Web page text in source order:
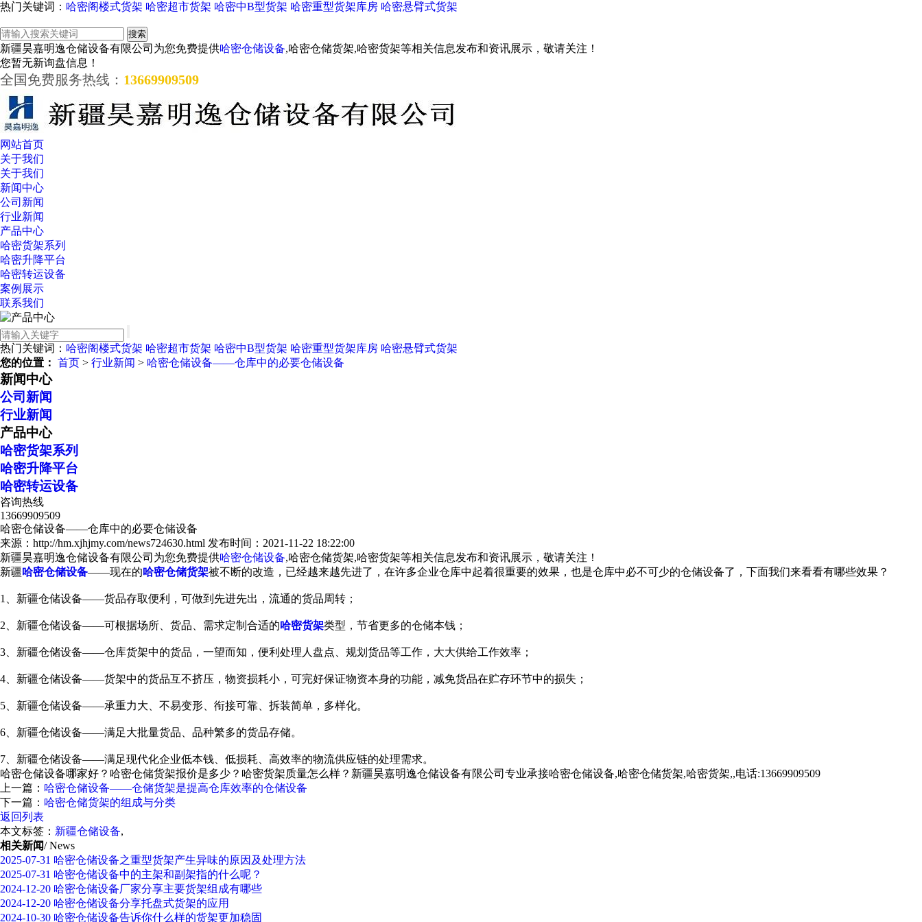
热门关键词： 哈密阁楼式货架 哈密超市货架 哈密中B型货架 哈密重型货架库房 哈密悬臂式货架
新疆昊嘉明逸仓储设备有限公司为您免费提供哈密仓储设备,哈密仓储货架,哈密货架等相关信息发布和资讯展示，敬请关注！
您暂无新询盘信息！
全国免费服务热线： 13669909509
网站首页
关于我们
关于我们
新闻中心
公司新闻
行业新闻
产品中心
哈密货架系列
哈密升降平台
哈密转运设备
案例展示
联系我们
热门关键词： 哈密阁楼式货架 哈密超市货架 哈密中B型货架 哈密重型货架库房 哈密悬臂式货架
您的位置： 首页 > 行业新闻 > 哈密仓储设备——仓库中的必要仓储设备
新闻中心
公司新闻
行业新闻
产品中心
哈密货架系列
哈密升降平台
哈密转运设备
咨询热线
13669909509
哈密仓储设备——仓库中的必要仓储设备
来源：http://hm.xjhjmy.com/news724630.html 发布时间：2021-11-22 18:22:00
新疆昊嘉明逸仓储设备有限公司为您免费提供哈密仓储设备,哈密仓储货架,哈密货架等相关信息发布和资讯展示，敬请关注！
新疆哈密仓储设备——现在的哈密仓储货架被不断的改造，已经越来越先进了，在许多企业仓库中起着很重要的效果，也是仓库中必不可少的仓储设备了，下面我们来看看有哪些效果？
1、新疆仓储设备——货品存取便利，可做到先进先出，流通的货品周转；
2、新疆仓储设备——可根据场所、货品、需求定制合适的哈密货架类型，节省更多的仓储本钱；
3、新疆仓储设备——仓库货架中的货品，一望而知，便利处理人盘点、规划货品等工作，大大供给工作效率；
4、新疆仓储设备——货架中的货品互不挤压，物资损耗小，可完好保证物资本身的功能，减免货品在贮存环节中的损失；
5、新疆仓储设备——承重力大、不易变形、衔接可靠、拆装简单，多样化。
6、新疆仓储设备——满足大批量货品、品种繁多的货品存储。
7、新疆仓储设备——满足现代化企业低本钱、低损耗、高效率的物流供应链的处理需求。
哈密仓储设备哪家好？哈密仓储货架报价是多少？哈密货架质量怎么样？新疆昊嘉明逸仓储设备有限公司专业承接哈密仓储设备,哈密仓储货架,哈密货架,,电话:13669909509
上一篇： 哈密仓储设备——仓储货架是提高仓库效率的仓储设备
下一篇： 哈密仓储货架的组成与分类
返回列表
本文标签： 新疆仓储设备,
相关新闻/ News
2025-07-31 哈密仓储设备之重型货架产生异味的原因及处理方法
2025-07-31 哈密仓储设备中的主架和副架指的什么呢？
2024-12-20 哈密仓储设备厂家分享主要货架组成有哪些
2024-12-20 哈密仓储设备分享托盘式货架的应用
2024-10-30 哈密仓储设备告诉你什么样的货架更加稳固